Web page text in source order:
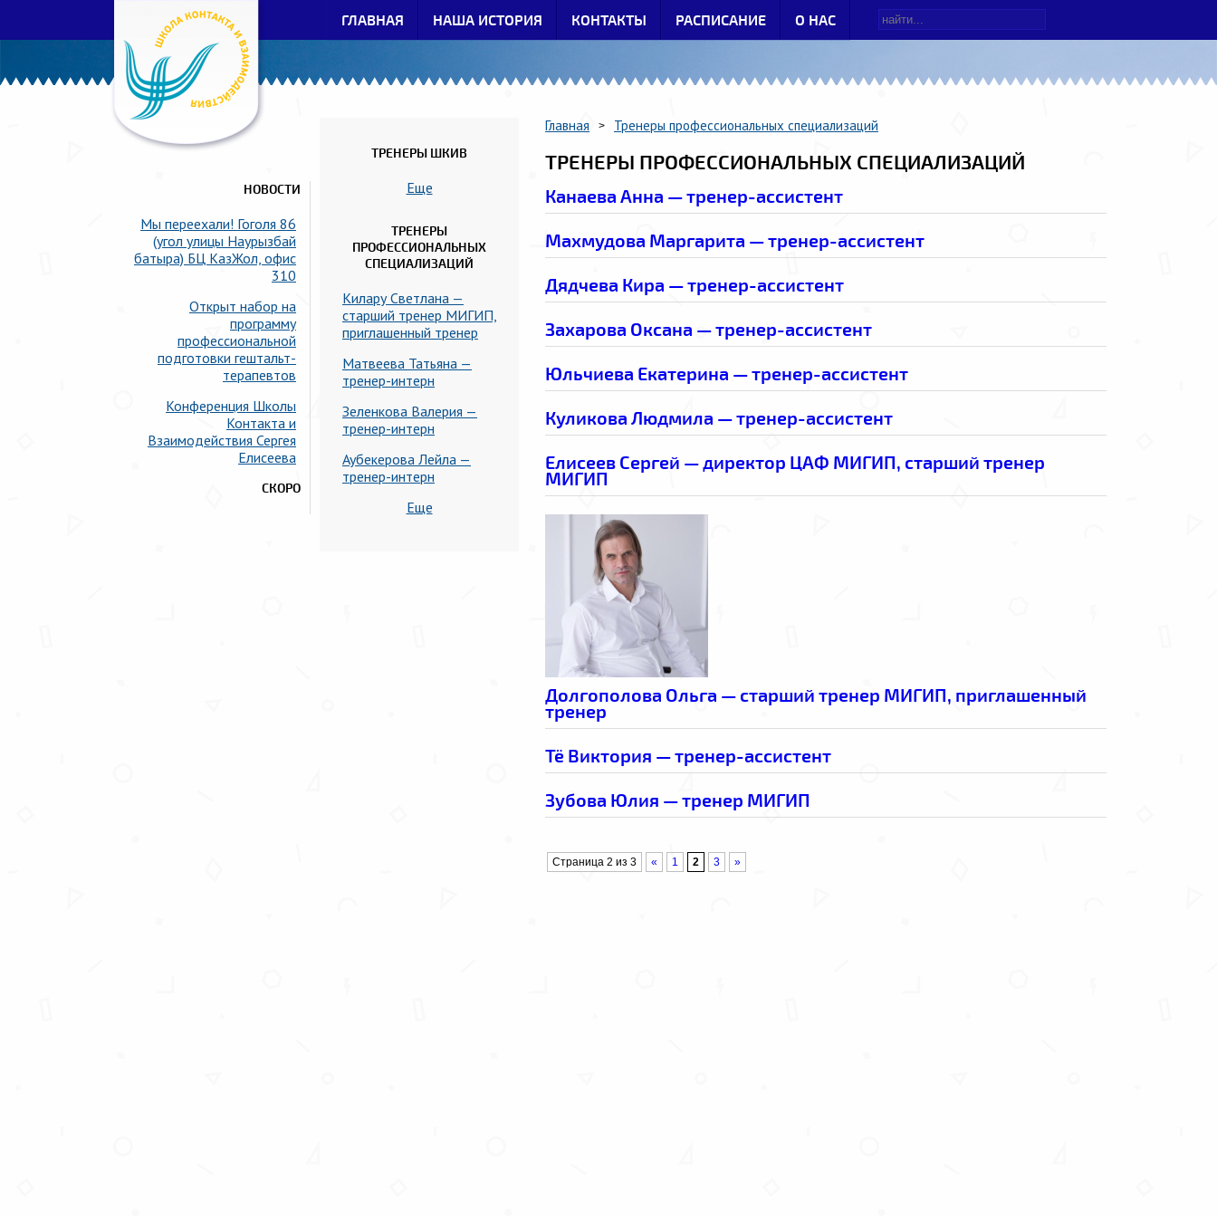
ГЛАВНАЯ НАША ИСТОРИЯ КОНТАКТЫ РАСПИСАНИЕ О НАС
Главная > Тренеры профессиональных специализаций
ТРЕНЕРЫ ПРОФЕССИОНАЛЬНЫХ СПЕЦИАЛИЗАЦИЙ
Канаева Анна — тренер-ассистент
Махмудова Маргарита — тренер-ассистент
Дядчева Кира — тренер-ассистент
Захарова Оксана — тренер-ассистент
Юльчиева Екатерина — тренер-ассистент
Куликова Людмила — тренер-ассистент
Елисеев Сергей — директор ЦАФ МИГИП, старший тренер
МИГИП
Долгополова Ольга — старший тренер МИГИП, приглашенный
тренер
Тё Виктория — тренер-ассистент
Зубова Юлия — тренер МИГИП
Страница 2 из 3 « 1 2 3 »
НОВОСТИ
Мы переехали! Гоголя 86
(угол улицы Наурызбай
батыра) БЦ КазЖол, офис
310
Открыт набор на
программу
профессиональной
подготовки гештальт-
терапевтов
Конференция Школы
Контакта и
Взаимодействия Сергея
Елисеева
СКОРО
ТРЕНЕРЫ ШКИВ
Еще
ТРЕНЕРЫ
ПРОФЕССИОНАЛЬНЫХ
СПЕЦИАЛИЗАЦИЙ
Килару Светлана —
старший тренер МИГИП,
приглашенный тренер
Матвеева Татьяна —
тренер-интерн
Зеленкова Валерия —
тренер-интерн
Аубекерова Лейла —
тренер-интерн
Еще